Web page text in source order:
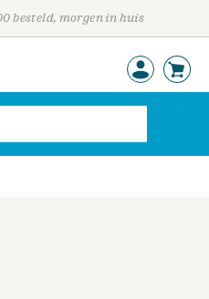
besteld, morgen in huis